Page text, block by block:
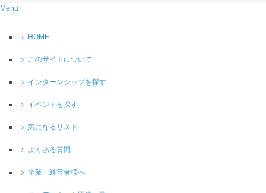
Menu
HOME
このサイトについて
インターンシップを探す
イベントを探す
気になるリスト
よくある質問
企業・経営者様へ